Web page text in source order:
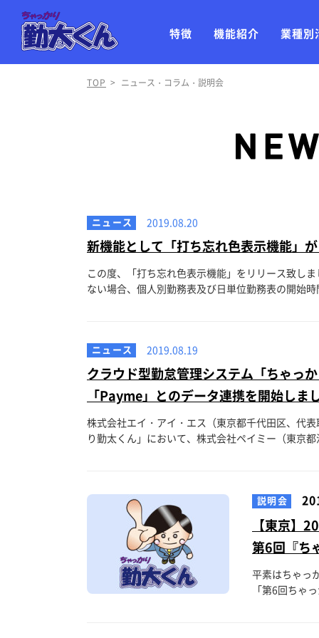
特徴 機能紹介 業種別
TOP > ニュース・コラム・説明会
ニュース 2019.08.20
新機能として「打ち忘れ色表示機能」
この度、「打ち忘れ色表示機能」をリリース致し
ない場合、個人別勤務表及び日単位勤務表の開始
ニュース 2019.08.19
クラウド型勤怠管理システム「ちゃっ
「Payme」とのデータ連携を開始しま
株式会社エイ・アイ・エス（東京都千代田区、代
り勤太くん」において、株式会社ペイミー（東京
説明会
【東京】
第6回『ち
平素はちゃっ
「第6回ちゃ